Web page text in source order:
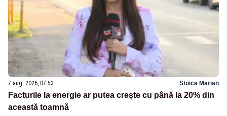
7 aug. 2026, 07:53 Stoica Marian
Facturile la energie ar putea crește cu până la 20% din
această toamnă